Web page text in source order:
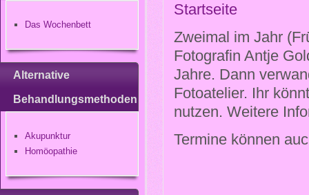
Das Wochenbett
Alternative
Behandlungsmethoden
Akupunktur
Homöopathie
Startseite
Zweimal im Jahr
Fotografin Antje
Jahre. Dann
Fotoatelier. Ihr
nutzen. Weitere
Termine können